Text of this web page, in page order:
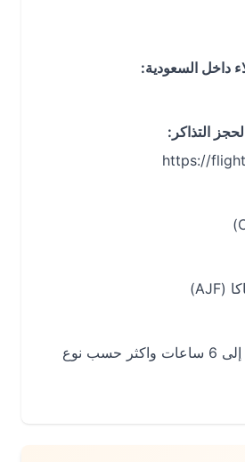
السعودية:
1 ساعة و40 دقيقة إلى 6 ساعات واكثر حسب نوع